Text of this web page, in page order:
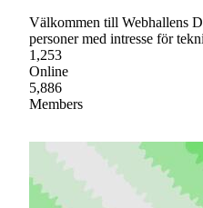
Välkommen till Webhallens
personer med intresse för
1,253
Online
5,886
Members